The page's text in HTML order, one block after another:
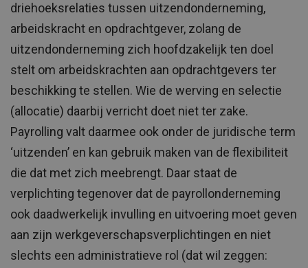
driehoeksrelaties tussen uitzendonderneming,
arbeidskracht en opdrachtgever, zolang de
uitzendonderneming zich hoofdzakelijk ten doel
stelt om arbeidskrachten aan opdrachtgevers ter
beschikking te stellen. Wie de werving en selectie
(allocatie) daarbij verricht doet niet ter zake.
Payrolling valt daarmee ook onder de juridische term
‘uitzenden’ en kan gebruik maken van de flexibiliteit
die dat met zich meebrengt. Daar staat de
verplichting tegenover dat de payrollonderneming
ook daadwerkelijk invulling en uitvoering moet geven
aan zijn werkgeverschapsverplichtingen en niet
slechts een administratieve rol (dat wil zeggen: